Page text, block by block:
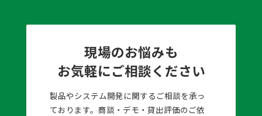
現場のお悩みも
お気軽にご相談ください
製品やシステム開発に関するご相談を承っ
ております。商談・デモ・貸出評価のご依